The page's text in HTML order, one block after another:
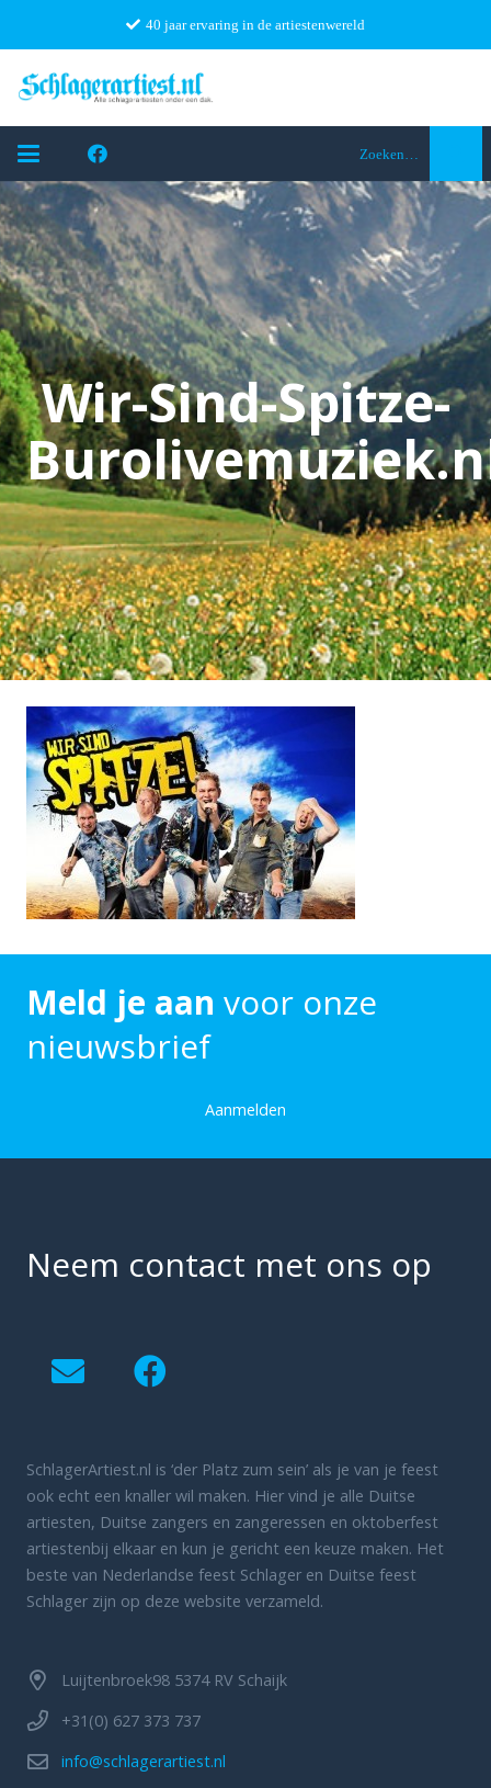
40 jaar ervaring in de artiestenwereld
Zoeken…
Wir-Sind-Spitze-
Meld je aan voor onze
nieuwsbrief
Aanmelden
Neem contact met ons op
SchlagerArtiest.nl is ‘der Platz zum sein’ als je van je feest
ook echt een knaller wil maken. Hier vind je alle Duitse
artiesten, Duitse zangers en zangeressen en oktoberfest
artiestenbij elkaar en kun je gericht een keuze maken. Het
beste van Nederlandse feest Schlager en Duitse feest
Schlager zijn op deze website verzameld.
Luijtenbroek98 5374 RV Schaijk
+31(0) 627 373 737
info@schlagerartiest.nl